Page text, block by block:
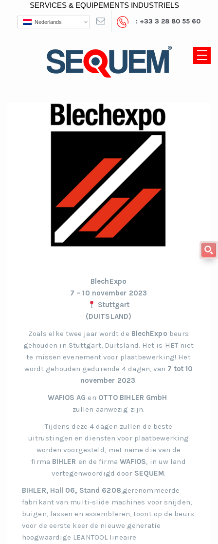
SERVICES & EQUIPEMENTS INDUSTRIELS
Nederlands : +33 3 28 80 55 60
BlechExpo
7 – 10 november 2023
Stuttgart
(DUITSLAND)
Zoals elke twee jaar wordt de BlechExpo beurs
gehouden in Stuttgart, Duitsland. Het is HET niet
te missen evenement voor plaatbewerking! Het
wordt gehouden gedurende 4 dagen, van 7 tot 10
november 2023.
WAFIOS AG en OTTO BIHLER GmbH
zullen aanwezig zijn.
Tijdens deze 4 dagen zullen de beste
uitrustingen en diensten voor plaatbewerking
worden voorgesteld, met name die van de
firma BIHLER en de firma WAFIOS, in uw land
vertegenwoordigd door SEQUEM.
BIHLER, Hall 06, Stand 6208,gerenommeerde
fabrikant van multi-slide machines voor snijden,
buigen, lassen en assembleren, toont op de beurs
voor de eerste keer de nieuwe generatie
hoogwaardige LEANTOOL lineaire